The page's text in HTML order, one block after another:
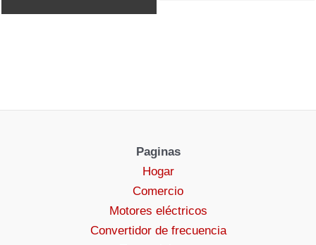
Paginas
Hogar
Comercio
Motores eléctricos
Convertidor de frecuencia